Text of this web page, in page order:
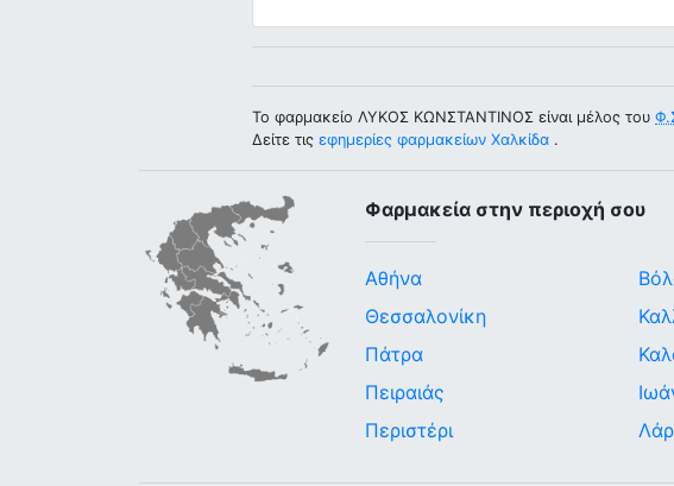
Το φαρμακείο ΛΥΚΟΣ ΚΩΝΣΤΑΝΤΙΝΟΣ είναι μέλος του
Δείτε τις εφημερίες φαρμακείων Χαλκίδα .
Φαρμακεία στην περιοχή σου
Αθήνα
Θεσσαλονίκη
Πάτρα
Πειραιάς
Περιστέρι